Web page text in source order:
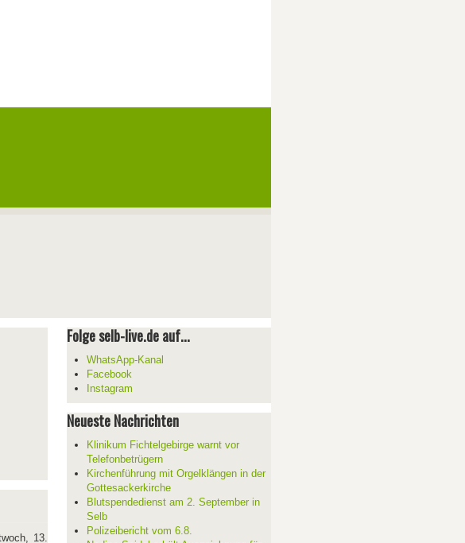
13.
Folge selb-live.de auf...
WhatsApp-Kanal
Facebook
Instagram
Neueste Nachrichten
Klinikum Fichtelgebirge warnt vor
Telefonbetrügern
Kirchenführung mit Orgelklängen in der
Gottesackerkirche
Blutspendedienst am 2. September in
Selb
Polizeibericht vom 6.8.